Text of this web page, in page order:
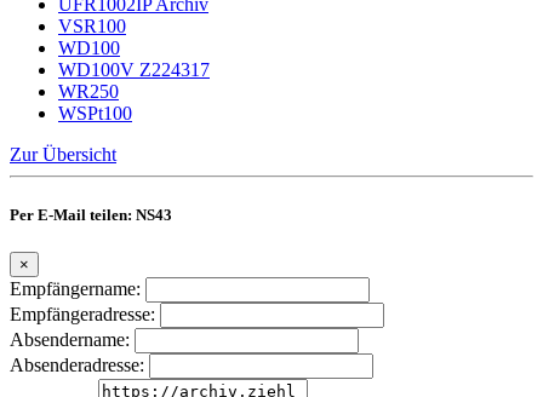
UFR1002IP Archiv
VSR100
WD100
WD100V Z224317
WR250
WSPt100
Zur Übersicht
Per E-Mail teilen: NS43
×
Empfängername:
Empfängeradresse:
Absendername:
Absenderadresse: